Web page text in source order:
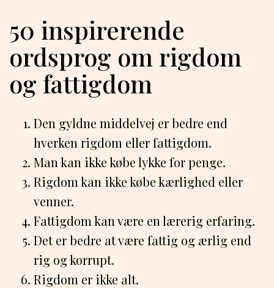
50 inspirerende
ordsprog om rigdom
og fattigdom
Den gyldne middelvej er bedre end
hverken rigdom eller fattigdom.
Man kan ikke købe lykke for penge.
Rigdom kan ikke købe kærlighed eller
venner.
Fattigdom kan være en lærerig erfaring.
Det er bedre at være fattig og ærlig end
rig og korrupt.
Rigdom er ikke alt.